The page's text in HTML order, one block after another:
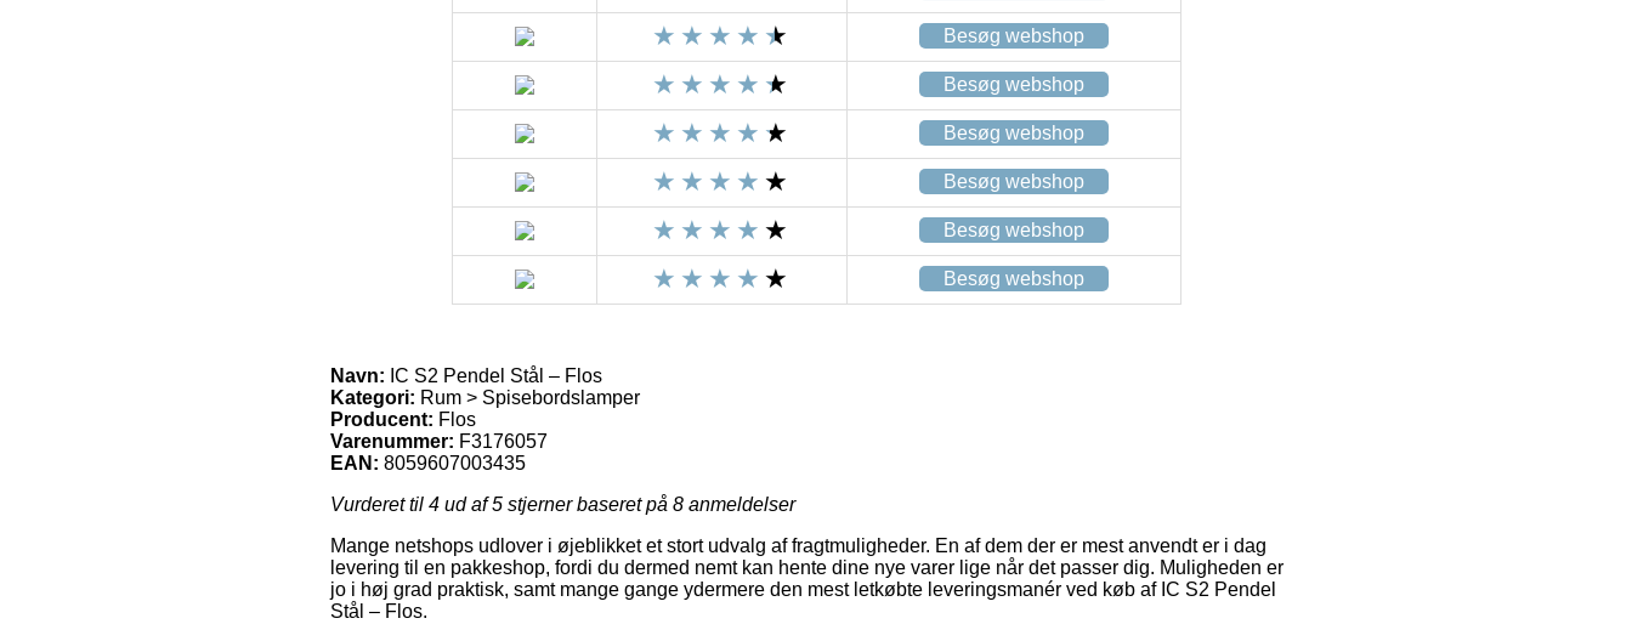
Besøg webshop
Besøg webshop
Besøg webshop
Besøg webshop
Besøg webshop
Besøg webshop
Navn: IC S2 Pendel Stål – Flos
Kategori: Rum > Spisebordslamper
Producent: Flos
Varenummer: F3176057
EAN: 8059607003435
Vurderet til 4 ud af 5 stjerner baseret på 8 anmeldelser
Mange netshops udlover i øjeblikket et stort udvalg af fragtmuligheder. En af dem der er mest anvendt er i dag
levering til en pakkeshop, fordi du dermed nemt kan hente dine nye varer lige når det passer dig. Muligheden er
jo i høj grad praktisk, samt mange gange ydermere den mest letkøbte leveringsmanér ved køb af IC S2 Pendel
Stål – Flos.